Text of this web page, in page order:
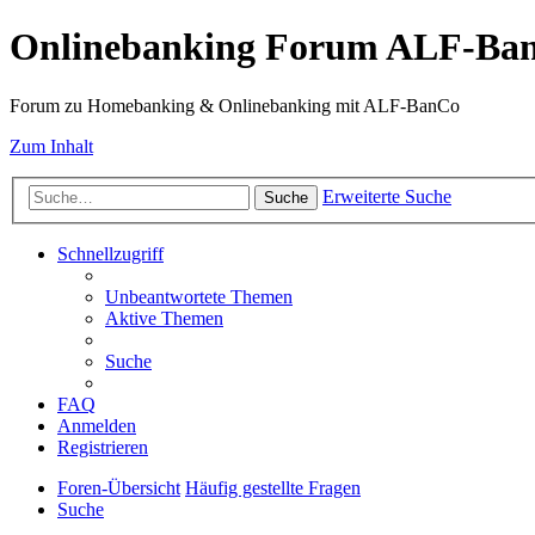
Onlinebanking Forum ALF-
Forum zu Homebanking & Onlinebanking mit ALF-BanCo
Zum Inhalt
Suche Erweiterte Suche
Schnellzugriff
Unbeantwortete Themen
Aktive Themen
Suche
FAQ
Anmelden
Registrieren
Foren-Übersicht Häufig gestellte Fragen
Suche